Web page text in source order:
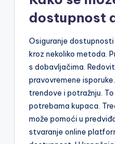
dostupnost
Osiguranje
kroz nekoliko metoda.
s dobavljačima.
pravovremene
trendove i potražnju.
potrebama kupaca.
može pomoći u
stvaranje online